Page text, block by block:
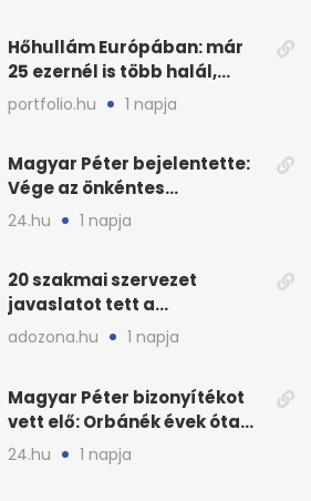
Hőhullám Európában: már
25 ezernél is több halál,
folytatódhat
portfolio.hu 1 napja
Magyar Péter bejelentette:
Vége az önkéntes
fogyasztáscsökkentésnek
24.hu 1 napja
20 szakmai szervezet
javaslatot tett a
fenntartható szélenergia-
adozona.hu 1 napja
Magyar Péter bizonyítékot
vett elő: Orbánék évek óta
tudtak az energiarendszer
összeomlásáról
24.hu 1 napja